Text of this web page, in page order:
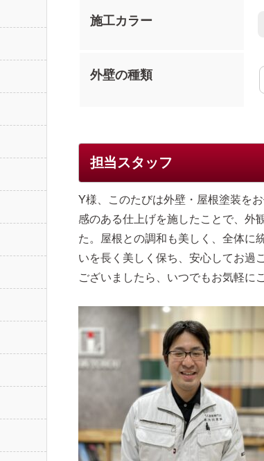
施工カラー
外壁の種類
担当スタッフ
Y様、このたびは外壁・屋根塗装を
感のある仕上げを施したことで、外
た。屋根との調和も美しく、全体に
いを長く美しく保ち、安心してお過
ございましたら、いつでもお気軽に